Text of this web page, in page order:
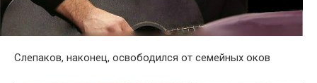
Слепаков, наконец, освободился от семейных оков